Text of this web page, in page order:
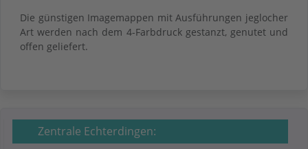
Die günstigen Imagemappen mit Ausführungen jeglocher
Art werden nach dem 4-Farbdruck gestanzt, genutet und
offen geliefert.
Zentrale Echterdingen: